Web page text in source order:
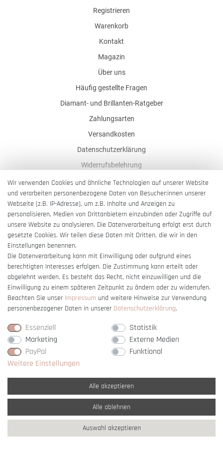
Registrieren
Warenkorb
Kontakt
Magazin
Über uns
Häufig gestellte Fragen
Diamant- und Brillanten-Ratgeber
Zahlungsarten
Versandkosten
Datenschutzerklärung
Widerrufsbelehrung
AGB
Impressum
Barrierefreiheitserklärung
Vertrag widerrufen
* Alle Preise verstehen sich inkl. gesetzl. MwSt. undzzgl. Versandkosten
** Nur innerhalb Deutschlands© copyright 2007-2026 Schmuck Krone / Alle
Rechte vorbehalten / powered bycreateyourtemplate
Wir verwenden Cookies und ähnliche Technologien auf unserer Website
und verarbeiten personenbezogene Daten von Besucher:innen unserer
Webseite (z.B. IP-Adresse), um z.B. Inhalte und Anzeigen zu
personalisieren, Medien von Drittanbietern einzubinden oder Zugriffe auf
unsere Website zu analysieren. Die Datenverarbeitung erfolgt erst durch
gesetzte Cookies. Wir teilen diese Daten mit Dritten, die wir in den
Einstellungen benennen.
Die Datenverarbeitung kann mit Einwilligung oder aufgrund eines
berechtigten Interesses erfolgen. Die Zustimmung kann erteilt oder
abgelehnt werden. Es besteht das Recht, nicht einzuwilligen und die
Einwilligung zu einem späteren Zeitpunkt zu ändern oder zu widerrufen.
Beachten Sie unser Impressum und weitere Hinweise zur Verwendung
personenbezogener Daten in unserer Daten­schutz­erklärung.
Essenziell
Statistik
Marketing
Externe Medien
PayPal
Funktional
Weitere Einstellungen
Alle akzeptieren
Alle ablehnen
Auswahl akzeptieren